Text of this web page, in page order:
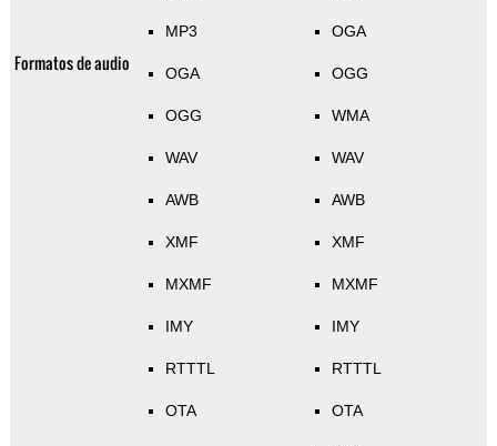
Formatos de audio
MP3
OGA
OGG
WAV
AWB
XMF
MXMF
IMY
RTTTL
OTA
OGA
OGG
WMA
WAV
AWB
XMF
MXMF
IMY
RTTTL
OTA